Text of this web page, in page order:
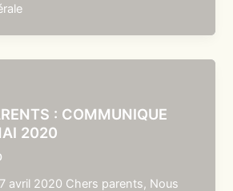
: COMMUNIQUE
2020
avril 2020 Chers parents, Nous